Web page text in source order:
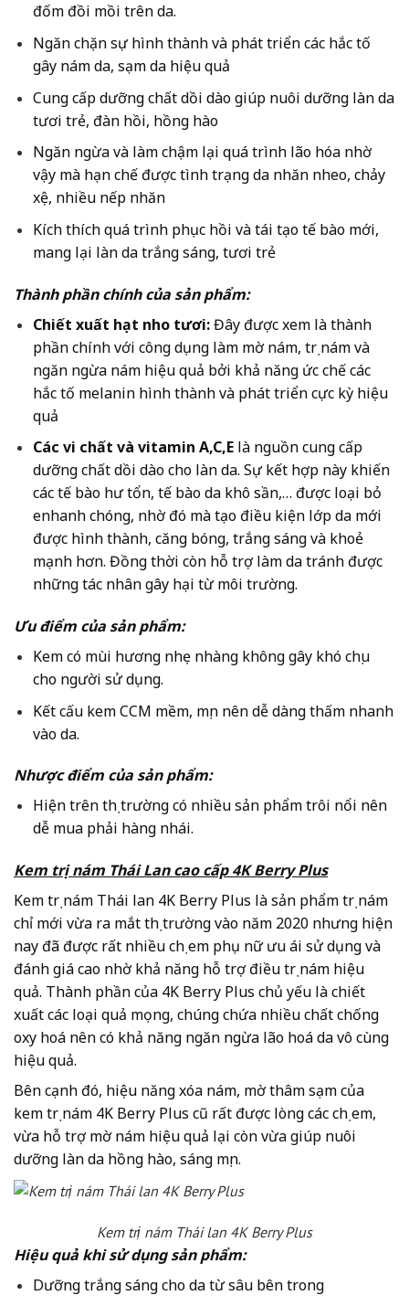
đốm đồi mồi trên da.
Ngăn chặn sự hình thành và phát triển các hắc tố
gây nám da, sạm da hiệu quả
Cung cấp dưỡng chất dồi dào giúp nuôi dưỡng làn da
tươi trẻ, đàn hồi, hồng hào
Ngăn ngừa và làm chậm lại quá trình lão hóa nhờ
vậy mà hạn chế được tình trạng da nhăn nheo, chảy
xệ, nhiều nếp nhăn
Kích thích quá trình phục hồi và tái tạo tế bào mới,
mang lại làn da trắng sáng, tươi trẻ
Thành phần chính của sản phẩm:
Chiết xuất hạt nho tươi:Đây được xem là thành
phần chính với công dụng làm mờ nám, trị nám và
ngăn ngừa nám hiệu quả bởi khả năng ức chế các
hắc tố melanin hình thành và phát triển cực kỳ hiệu
quả
Các vi chất và vitamin A,C,Elà nguồn cung cấp
dưỡng chất dồi dào cho làn da. Sự kết hợp này khiến
các tế bào hư tổn, tế bào da khô sần,… được loại bỏ
enhanh chóng, nhờ đó mà tạo điều kiện lớp da mới
được hình thành, căng bóng, trắng sáng và khoẻ
mạnh hơn. Đồng thời còn hỗ trợ làm da tránh được
những tác nhân gây hại từ môi trường.
Ưu điểm của sản phẩm:
Kem có mùi hương nhẹ nhàng không gây khó chịu
cho người sử dụng.
Kết cấu kem CCM mềm, mịn nên dễ dàng thấm nhanh
vào da.
Nhược điểm của sản phẩm:
Hiện trên thị trường có nhiều sản phẩm trôi nổi nên
dễ mua phải hàng nhái.
Kem trị nám Thái Lan cao cấp 4K Berry Plus
Kem trị nám Thái lan 4K Berry Plus là sản phẩm trị nám
chỉ mới vừa ra mắt thị trường vào năm 2020 nhưng hiện
nay đã được rất nhiều chị em phụ nữ ưu ái sử dụng và
đánh giá cao nhờ khả năng hỗ trợ điều trị nám hiệu
quả. Thành phần của 4K Berry Plus chủ yếu là chiết
xuất các loại quả mọng, chúng chứa nhiều chất chống
oxy hoá nên có khả năng ngăn ngừa lão hoá da vô cùng
hiệu quả.
Bên cạnh đó, hiệu năng xóa nám, mờ thâm sạm của
kem trị nám 4K Berry Plus cũ rất được lòng các chị em,
vừa hỗ trợ mờ nám hiệu quả lại còn vừa giúp nuôi
dưỡng làn da hồng hào, sáng mịn.
Kem trị nám Thái lan 4K Berry Plus
Hiệu quả khi sử dụng sản phẩm:
Dưỡng trắng sáng cho da từ sâu bên trong